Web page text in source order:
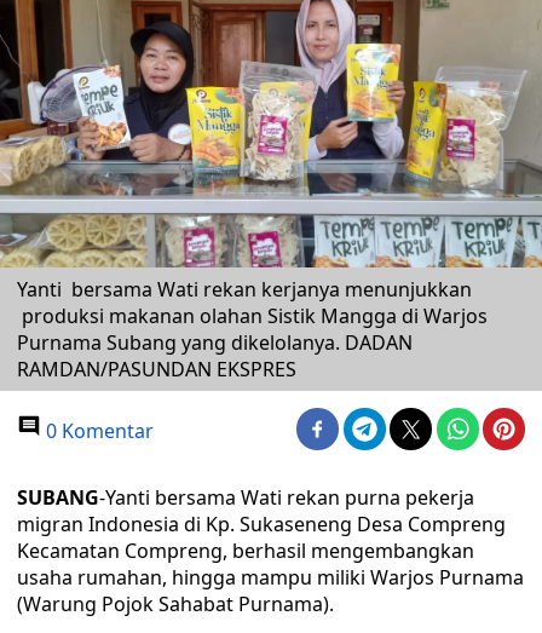
Yanti bersama Wati rekan kerjanya menunjukkan
produksi makanan olahan Sistik Mangga di Warjos
Purnama Subang yang dikelolanya. DADAN
RAMDAN/PASUNDAN EKSPRES
0 Komentar
SUBANG-Yanti bersama Wati rekan purna pekerja
migran Indonesia di Kp. Sukaseneng Desa Compreng
Kecamatan Compreng, berhasil mengembangkan
usaha rumahan, hingga mampu miliki Warjos Purnama
(Warung Pojok Sahabat Purnama).